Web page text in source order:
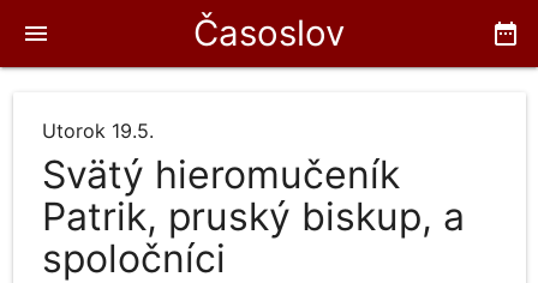
Časoslov date_range
menu
Utorok 19.5.
Svätý hieromučeník
Patrik, pruský biskup, a
spoločníci